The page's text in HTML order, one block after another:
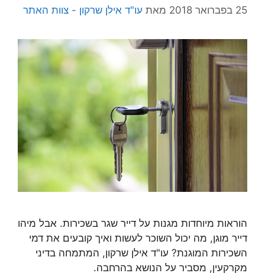
25 בפברואר 2018 מאת עו"ד אילן שרקון - צוות האתר
הוראות מיוחדות מגנות על דייר שגר בשכירות. אבל מיהו
דייר מוגן, מה יכול השוכר לעשות ואיך קובעים את דמי
השכירות המוגנת? עו"ד אילן שרקון, המתמחה בדיני
מקרקעין, מסביר על הנושא בהרחבה.